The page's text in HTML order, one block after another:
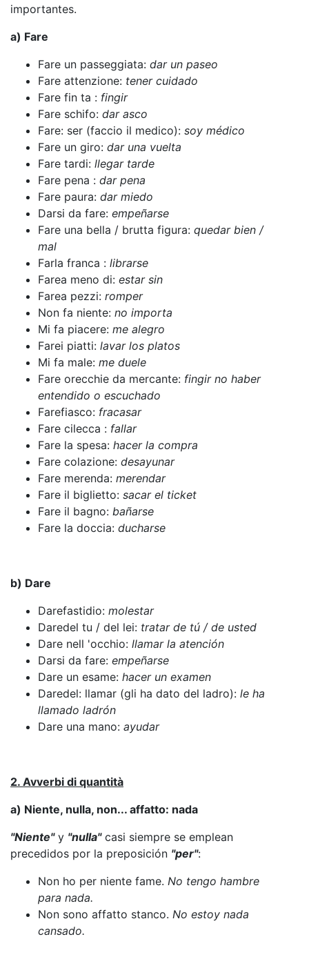
importantes.
a) Fare
Fare un passeggiata: dar un paseo
Fare attenzione: tener cuidado
Fare fin ta : fingir
Fare schifo: dar asco
Fare: ser (faccio il medico): soy médico
Fare un giro: dar una vuelta
Fare tardi: llegar tarde
Fare pena : dar pena
Fare paura: dar miedo
Darsi da fare: empeñarse
Fare una bella / brutta figura: quedar bien /
mal
Farla franca : librarse
Farea meno di: estar sin
Farea pezzi: romper
Non fa niente: no importa
Mi fa piacere: me alegro
Farei piatti: lavar los platos
Mi fa male: me duele
Fare orecchie da mercante: fingir no haber
entendido o escuchado
Farefiasco: fracasar
Fare cilecca : fallar
Fare la spesa: hacer la compra
Fare colazione: desayunar
Fare merenda: merendar
Fare il biglietto: sacar el ticket
Fare il bagno: bañarse
Fare la doccia: ducharse
b) Dare
Darefastidio: molestar
Daredel tu / del lei: tratar de tú / de usted
Dare nell 'occhio: llamar la atención
Darsi da fare: empeñarse
Dare un esame: hacer un examen
Daredel: llamar (gli ha dato del ladro): le ha
llamado ladrón
Dare una mano: ayudar
2. Avverbi di quantità
a) Niente, nulla, non... affatto: nada
"Niente"y "nulla"casi siempre se emplean
precedidos por la preposición "per":
Non ho per niente fame. No tengo hambre
para nada.
Non sono affatto stanco. No estoy nada
cansado.